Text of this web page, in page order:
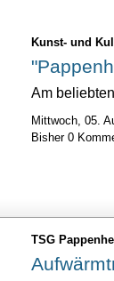
Kunst- und
Am
Mittwoch, 05.
Bisher 0
TSG